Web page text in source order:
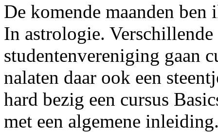
De komende maanden
In astrologie. Verschillende
studentenvereniging gaan
nalaten daar ook een
hard bezig een cursus
met een algemene